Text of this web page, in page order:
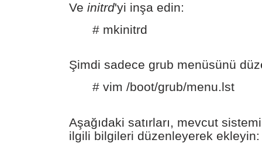
Ve initrd'yi inşa edin:
# mkinitrd
Şimdi sadece grub menüsünü
# vim /boot/grub/menu.lst
Aşağıdaki satırları, mevcut
ilgili bilgileri düzenleyerek ekleyin: